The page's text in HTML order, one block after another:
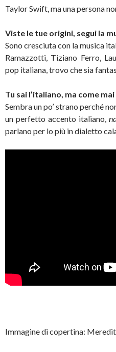
Taylor Swift, ma una persona
Viste le tue origini, segui la
Sono cresciuta con la musica
Ramazzotti, Tiziano Ferro,
pop italiana, trovo che sia
Tu sai l’italiano, ma come
Sembra un po’ strano perché
un perfetto accento italiano,
parlano per lo più in dialetto
Immagine di copertina: